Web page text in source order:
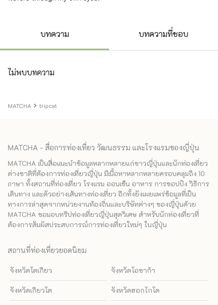
MATCHA tripcat
บทความ บทความที่ชอบ
ไม่พบบทความ
MATCHA - สื่อการท่องเที่ยว วัฒนธรรม และโรงแรมของญี่ปุ่น
MATCHA เป็นสื่อแนะนำข้อมูลหลากหลายแก่ชาวญี่ปุ่นและนักท่องเที่ยว
ต่างชาติที่ต้องการท่องเที่ยวญี่ปุ่น มีเนื้อหาหลากหลายครอบคลุมถึง 10
ภาษา ทั้งสถานที่ท่องเที่ยว โรงแรม ออนเซ็น อาหาร การชอปปิง วิธีการ
เดินทาง และตัวอย่างเส้นทางท่องเที่ยว อีกทั้งยังเผยแพร่ข้อมูลที่เป็น
ทางการล่าสุดจากหน่วยงานท้องถิ่นและบริษัทต่างๆ ของญี่ปุ่นด้วย
MATCHA ขอมอบทริปท่องเที่ยวญี่ปุ่นสุดวิเศษ สำหรับนักท่องเที่ยวที่
ต้องการสัมผัสประสบการณ์การท่องเที่ยวใหม่ๆ ในญี่ปุ่น
สถานที่ท่องเที่ยวยอดนิยม
จังหวัดโตเกียว จังหวัดโอซาก้า
จังหวัดเกียวโต จังหวัดฮอกไกโด